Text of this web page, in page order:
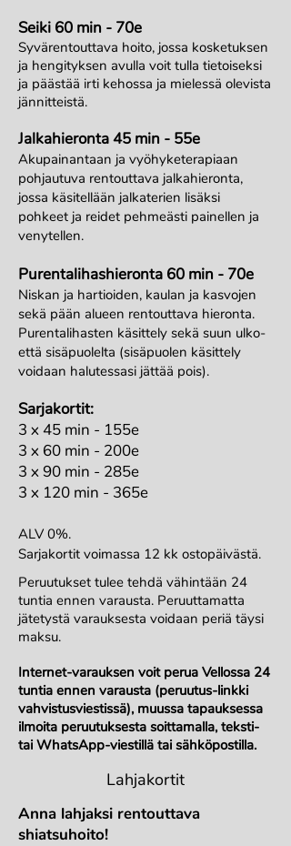
Seiki 60 min - 70e
Syvärentouttava hoito, jossa kosketuksen
ja hengityksen avulla voit tulla tietoiseksi
ja päästää irti kehossa ja mielessä olevista
jännitteistä.
Jalkahieronta 45 min - 55e
Akupainantaan ja vyöhyketerapiaan
pohjautuva rentouttava jalkahieronta,
jossa käsitellään jalkaterien lisäksi
pohkeet ja reidet pehmeästi painellen ja
venytellen.
Purentalihashieronta 60 min - 70e
Niskan ja hartioiden, kaulan ja kasvojen
sekä pään alueen rentouttava hieronta.
Purentalihasten käsittely sekä suun ulko-
että sisäpuolelta (sisäpuolen käsittely
voidaan halutessasi jättää pois).
Sarjakortit:
3 x 45 min - 155e
3 x 60 min - 200e
3 x 90 min - 285e
3 x 120 min - 365e
ALV 0%.
Sarjakortit voimassa 12 kk ostopäivästä.
Peruutukset tulee tehdä vähintään 24
tuntia ennen varausta. Peruuttamatta
jätetystä varauksesta voidaan periä täysi
maksu.
Internet-varauksen voit perua Vellossa 24
tuntia ennen varausta (peruutus-linkki
vahvistusviestissä), muussa tapauksessa
ilmoita peruutuksesta soittamalla, teksti-
tai WhatsApp-viestillä tai sähköpostilla.
Lahjakortit
Anna lahjaksi rentouttava
shiatsuhoito!